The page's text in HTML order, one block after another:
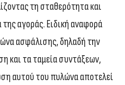
τη σταθερότητα και
αγοράς. Ειδική αναφορά
ασφάλισης, δηλαδή την
και τα ταμεία συντάξεων,
αυτού του πυλώνα αποτελεί